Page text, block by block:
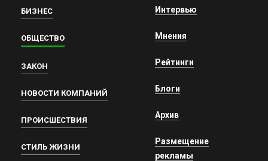
БИЗНЕС
ОБЩЕСТВО
ЗАКОН
НОВОСТИ КОМПАНИЙ
ПРОИСШЕСТВИЯ
СТИЛЬ ЖИЗНИ
Интервью
Мнения
Рейтинги
Блоги
Архив
Размещение
рекламы